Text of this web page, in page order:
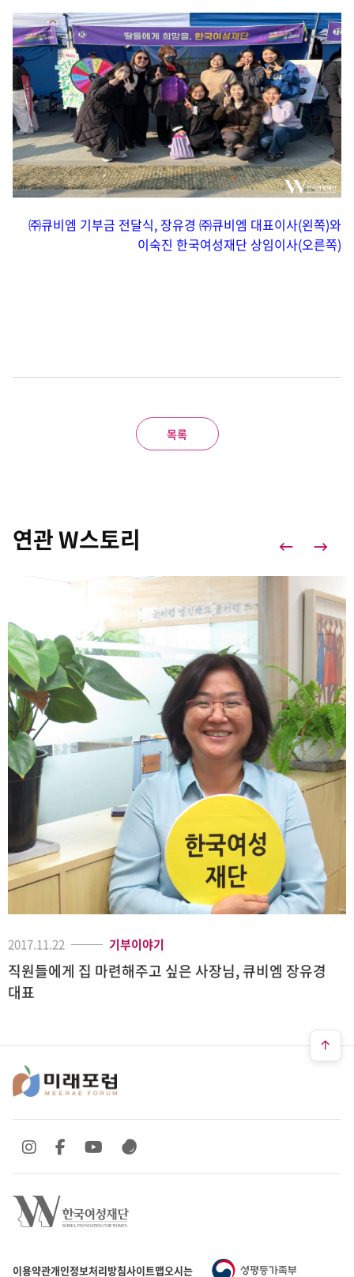
㈜큐비엠 기부금 전달식, 장유경 ㈜큐비엠 대표이사(왼쪽)와
이숙진 한국여성재단 상임이사(오른쪽)
목록
연관 W스토리
2017.11.22 기부이야기
직원들에게 집 마련해주고 싶은 사장님, 큐비엠 장유경
대표
이용약관개인정보처리방침사이트맵오시는 길
SNS 바로가기
SNS 바로가기SNS 바로가기
SNS 바로가기